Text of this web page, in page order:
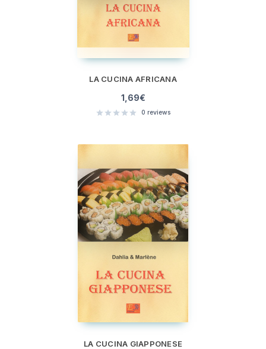
LA CUCINA AFRICANA
1,69€
0 reviews
LA CUCINA GIAPPONESE